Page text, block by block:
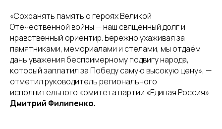
«Сохранять память о героях Великой
Отечественной войны — наш священный долг и
нравственный ориентир. Бережно ухаживая за
памятниками, мемориалами и стелами, мы отдаём
дань уважения беспримерному подвигу народа,
который заплатил за Победу самую высокую цену», —
отметил руководитель регионального
исполнительного комитета партии «Единая Россия»
Дмитрий Филипенко.